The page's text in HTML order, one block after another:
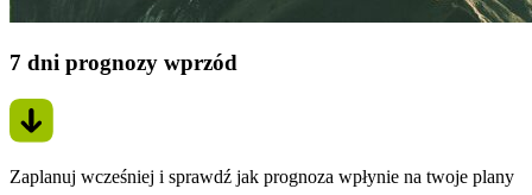
7 dni prognozy wprzód
Zaplanuj wcześniej i sprawdź jak prognoza wpłynie na twoje plany